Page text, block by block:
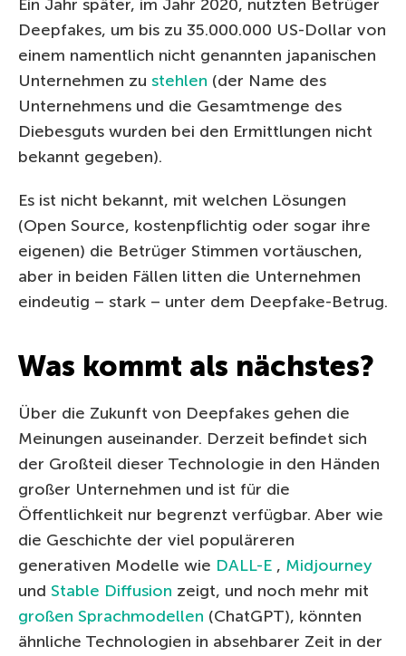
Ein Jahr später, im Jahr 2020, nutzten Betrüger
Deepfakes, um bis zu 35.000.000 US-Dollar von
einem namentlich nicht genannten japanischen
Unternehmen zu stehlen (der Name des
Unternehmens und die Gesamtmenge des
Diebesguts wurden bei den Ermittlungen nicht
bekannt gegeben).
Es ist nicht bekannt, mit welchen Lösungen
(Open Source, kostenpflichtig oder sogar ihre
eigenen) die Betrüger Stimmen vortäuschen,
aber in beiden Fällen litten die Unternehmen
eindeutig – stark – unter dem Deepfake-Betrug.
Was kommt als nächstes?
Über die Zukunft von Deepfakes gehen die
Meinungen auseinander. Derzeit befindet sich
der Großteil dieser Technologie in den Händen
großer Unternehmen und ist für die
Öffentlichkeit nur begrenzt verfügbar. Aber wie
die Geschichte der viel populäreren
generativen Modelle wie DALL-E , Midjourney
und Stable Diffusion zeigt, und noch mehr mit
großen Sprachmodellen (ChatGPT), könnten
ähnliche Technologien in absehbarer Zeit in der